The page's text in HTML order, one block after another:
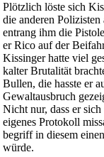
Plötzlich löste sich
die anderen
entrang ihm die
er Rico auf der
Kissinger hatte viel
kalter Brutalität
Bullen, die hasste er
Gewaltausbruch
Nicht nur, dass er
eigenes Protokoll
begriff in diesem
würde.